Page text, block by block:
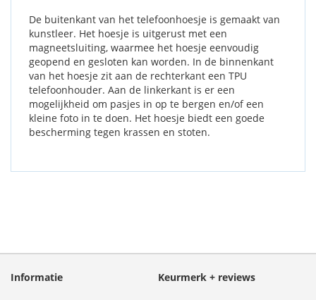
De buitenkant van het telefoonhoesje is gemaakt van
kunstleer. Het hoesje is uitgerust met een
magneetsluiting, waarmee het hoesje eenvoudig
geopend en gesloten kan worden. In de binnenkant
van het hoesje zit aan de rechterkant een TPU
telefoonhouder. Aan de linkerkant is er een
mogelijkheid om pasjes in op te bergen en/of een
kleine foto in te doen. Het hoesje biedt een goede
bescherming tegen krassen en stoten.
Informatie Keurmerk + reviews